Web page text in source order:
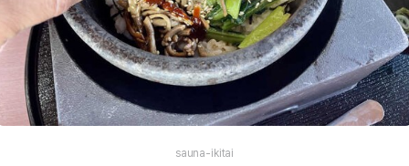
sauna-ikitai